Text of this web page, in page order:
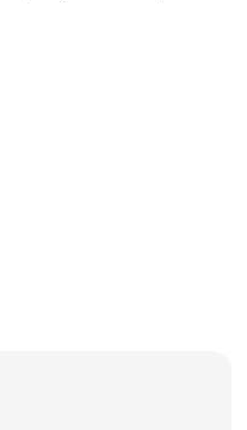
bostad här i trakten har